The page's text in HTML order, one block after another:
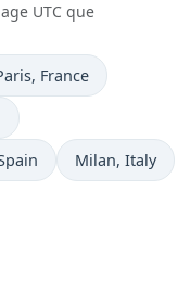
UTC que
actuelle à
, France
à Heure actuelle
Milan, Italy